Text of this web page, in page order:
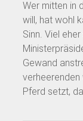
Wer mitten in
will, hat wohl
Sinn. Viel
Gewand
Pferd setzt,